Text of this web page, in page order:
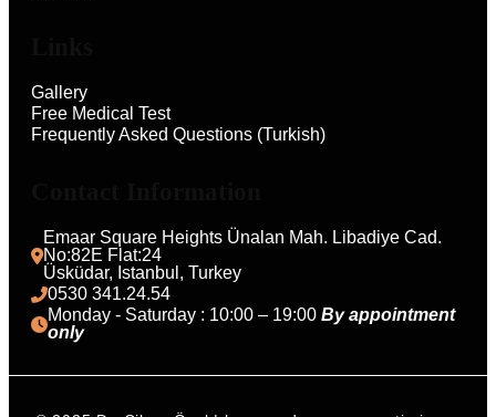
Gallery
Free Medical Test
Frequently Asked Questions (Turkish)
Emaar Square Heights Ünalan Mah. Libadiye Cad.
No:82E Flat:24
Üsküdar, Istanbul, Turkey
0530 341.24.54
Monday - Saturday : 10:00 – 19:00 By appointment
only